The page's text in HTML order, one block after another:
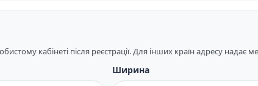
кабінеті після реєстрації. Для інших країн адресу надає
Ширина